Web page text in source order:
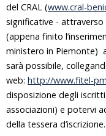
del CRAL (www.cral-
significative -
(appena finito
ministero in Piemonte)
sarà possibile,
web: http://www.fitel-
disposizione degli
associazioni) e potervi
della tessera d’iscrizione.